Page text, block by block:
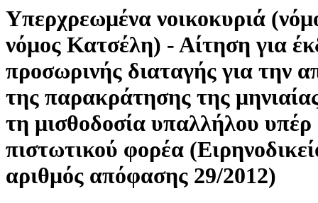
Υπερχρεωμένα νοικοκυριά
νόμος Κατσέλη) - Αίτηση για
προσωρινής διαταγής για την
της παρακράτησης της
τη μισθοδοσία υπαλλήλου υπέρ
πιστωτικού φορέα
αριθμός απόφασης 29/2012)